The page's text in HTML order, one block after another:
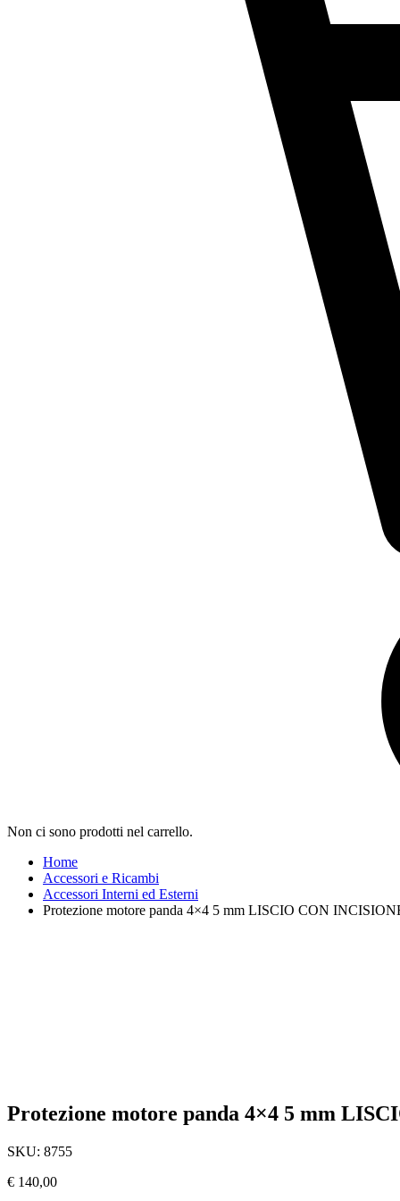
Non ci sono prodotti nel carrello.
Home
Accessori e Ricambi
Accessori Interni ed Esterni
Protezione motore panda 4×4 5 mm LISCIO CON
Protezione motore panda 4×4 5 mm
SKU: 8755
€ 140,00